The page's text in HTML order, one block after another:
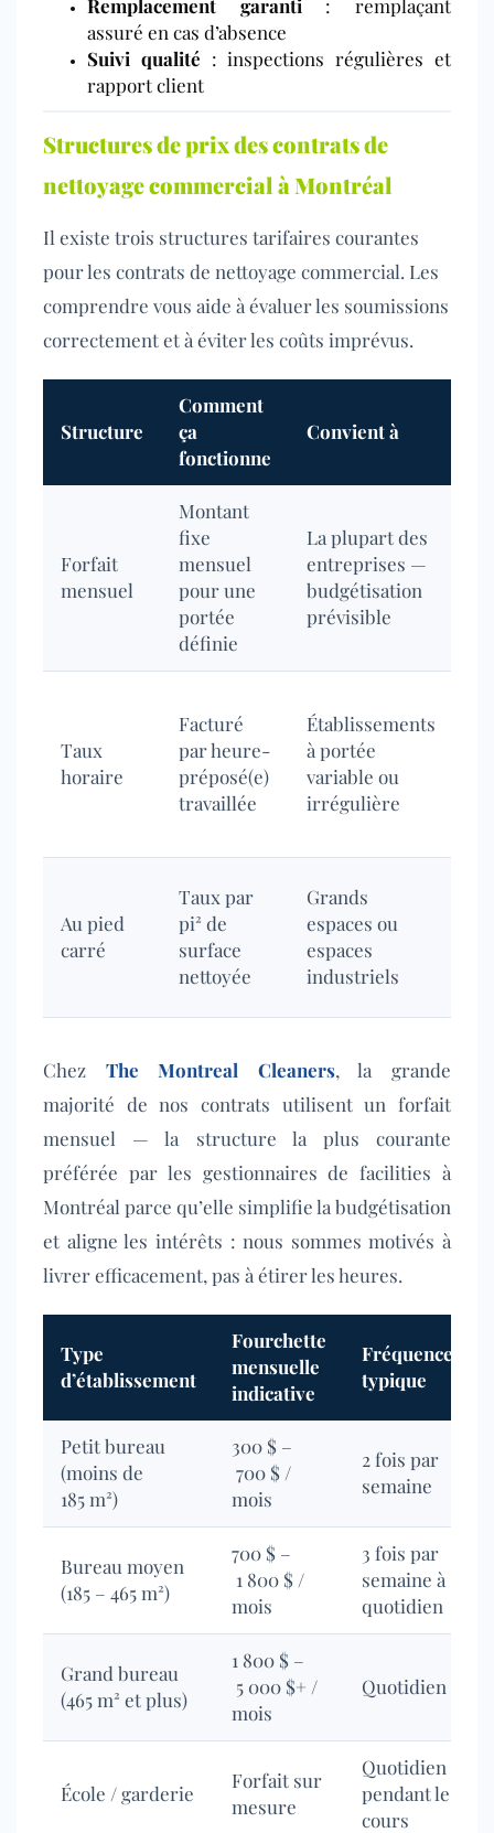
Remplacement garanti : remplaçant
assuré en cas d’absence
Suivi qualité : inspections régulières et
rapport client
Structures de prix des contrats de
nettoyage commercial à Montréal
Il existe trois structures tarifaires courantes
pour les contrats de nettoyage commercial. Les
comprendre vous aide à évaluer les soumissions
correctement et à éviter les coûts imprévus.
Structure
Comment
ça
fonctionne
Convient à
Forfait
mensuel
Montant
fixe
mensuel
pour une
portée
définie
La plupart des
entreprises —
budgétisation
prévisible
Taux
horaire
Facturé
par heure-
préposé(e)
travaillée
Établissements
à portée
variable ou
irrégulière
Au pied
carré
Taux par
pi² de
surface
nettoyée
Grands
espaces ou
espaces
industriels
Chez The Montreal Cleaners, la grande
majorité de nos contrats utilisent un forfait
mensuel — la structure la plus courante
préférée par les gestionnaires de facilities à
Montréal parce qu’elle simplifie la budgétisation
et aligne les intérêts : nous sommes motivés à
livrer efficacement, pas à étirer les heures.
Type
d’établissement
Fourchette
mensuelle
indicative
Fréquence
typique
Petit bureau
(moins de
185 m²)
300 $ –
700 $ /
mois
2 fois par
semaine
Bureau moyen
(185 – 465 m²)
700 $ –
1 800 $ /
mois
3 fois par
semaine à
quotidien
Grand bureau
(465 m² et plus)
1 800 $ –
5 000 $+ /
mois
Quotidien
École / garderie
Forfait sur
mesure
Quotidien
pendant les
cours